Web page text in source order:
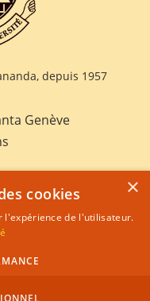
depuis 1957
Genève
×
cookies
l'expérience de l'utilisateur.